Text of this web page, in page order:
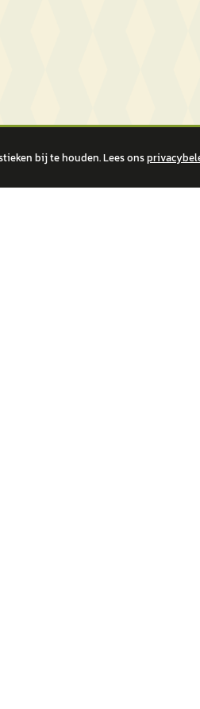
bij te houden. Lees ons